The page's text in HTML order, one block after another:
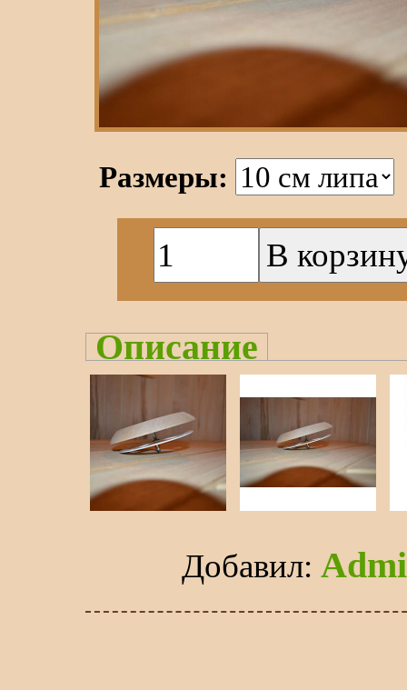
Размеры:
Описание
Добавил: